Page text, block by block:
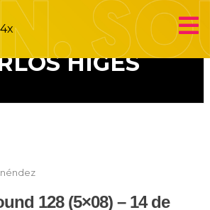
Sound
HIGES
128 (5×08) – 14 de